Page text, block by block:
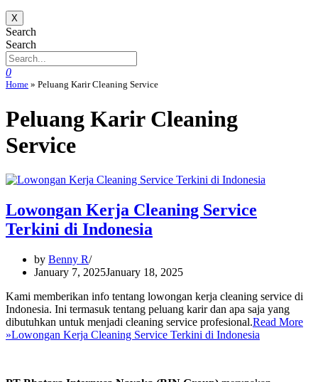
X
Search
Search
0
Home » Peluang Karir Cleaning Service
Peluang Karir Cleaning
Service
Lowongan Kerja Cleaning Service
Terkini di Indonesia
by Benny R
January 7, 2025January 18, 2025
Kami memberikan info tentang lowongan kerja cleaning service di
Indonesia. Ini termasuk tentang peluang karir dan apa saja yang
dibutuhkan untuk menjadi cleaning service profesional.Read More
»Lowongan Kerja Cleaning Service Terkini di Indonesia